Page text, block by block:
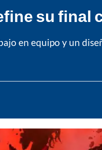
su
en equipo y un